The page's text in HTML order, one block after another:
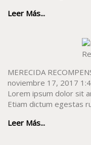
Leer Más...
MERECIDA
noviembre 17, 2017
Lorem ipsum dolor sit
Etiam dictum egestas
Leer Más...